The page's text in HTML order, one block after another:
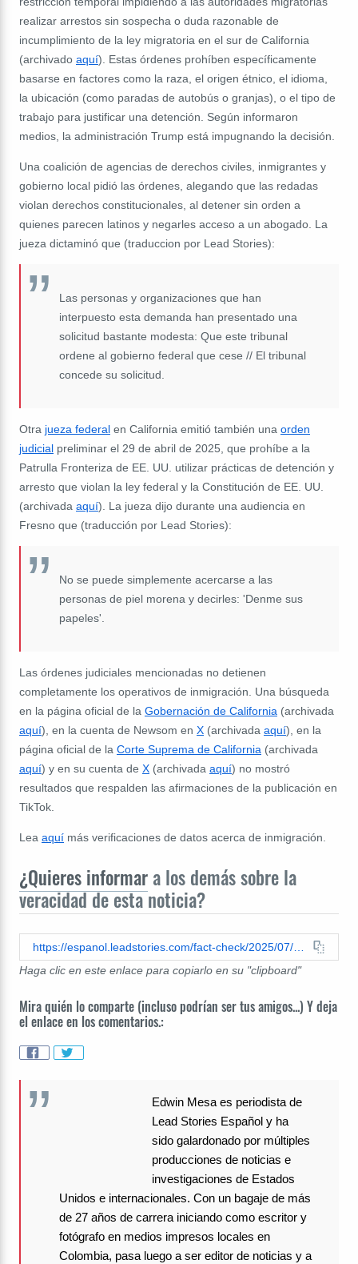
realizar arrestos sin sospecha o duda razonable de
incumplimiento de la ley migratoria en el sur de California
(archivado aquí). Estas órdenes prohíben específicamente
basarse en factores como la raza, el origen étnico, el idioma,
la ubicación (como paradas de autobús o granjas), o el tipo de
trabajo para justificar una detención. Según informaron
medios, la administración Trump está impugnando la decisión.
Una coalición de agencias de derechos civiles, inmigrantes y
gobierno local pidió las órdenes, alegando que las redadas
violan derechos constitucionales, al detener sin orden a
quienes parecen latinos y negarles acceso a un abogado. La
jueza dictaminó que (traduccion por Lead Stories):
Las personas y organizaciones que han
interpuesto esta demanda han presentado una
solicitud bastante modesta: Que este tribunal
ordene al gobierno federal que cese // El tribunal
concede su solicitud.
Otra jueza federal en California emitió también una orden
judicial preliminar el 29 de abril de 2025, que prohíbe a la
Patrulla Fronteriza de EE. UU. utilizar prácticas de detención y
arresto que violan la ley federal y la Constitución de EE. UU.
(archivada aquí). La jueza dijo durante una audiencia en
Fresno que (traducción por Lead Stories):
No se puede simplemente acercarse a las
personas de piel morena y decirles: 'Denme sus
papeles'.
Las órdenes judiciales mencionadas no detienen
completamente los operativos de inmigración. Una búsqueda
en la página oficial de la Gobernación de California (archivada
aquí), en la cuenta de Newsom en X (archivada aquí), en la
página oficial de la Corte Suprema de California (archivada
aquí) y en su cuenta de X (archivada aquí) no mostró
resultados que respalden las afirmaciones de la publicación en
TikTok.
Lea aquí más verificaciones de datos acerca de inmigración.
¿Quieres informar a los demás sobre la
veracidad de esta noticia?
Haga clic en este enlace para copiarlo en su "clipboard"
Mira quién lo comparte (incluso podrían ser tus amigos...) Y deja
el enlace en los comentarios.:
Edwin Mesa es periodista de
Lead Stories Español y ha
sido galardonado por múltiples
producciones de noticias e
investigaciones de Estados
Unidos e internacionales. Con un bagaje de más
de 27 años de carrera iniciando como escritor y
fotógrafo en medios impresos locales en
Colombia, pasa luego a ser editor de noticias y a